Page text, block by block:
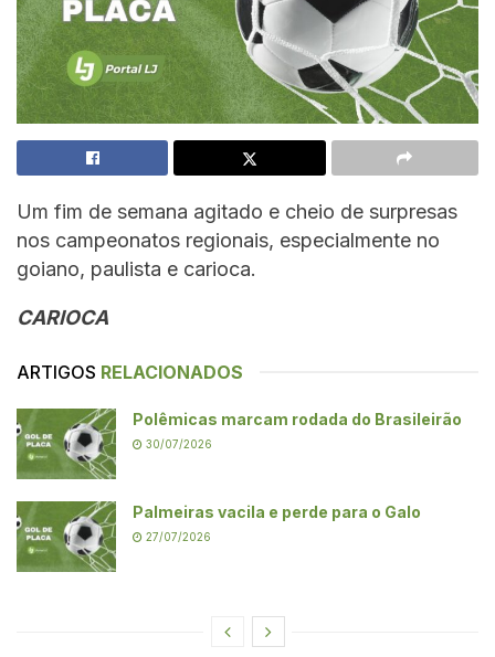
Um fim de semana agitado e cheio de surpresas
nos campeonatos regionais, especialmente no
goiano, paulista e carioca.
CARIOCA
ARTIGOS RELACIONADOS
Polêmicas marcam rodada do Brasileirão
30/07/2026
Palmeiras vacila e perde para o Galo
27/07/2026